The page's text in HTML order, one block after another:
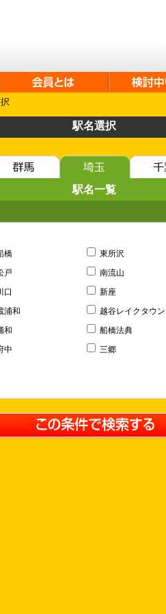
駅名選択
駅名一覧
橋
戸
口
浦和
和
中
東所沢
南流山
新座
越谷レイクタウン
船橋法典
三郷